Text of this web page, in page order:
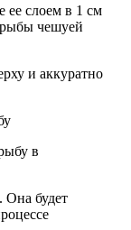
ее слоем в 1 см
рыбы чешуей
и аккуратно
в
Она будет